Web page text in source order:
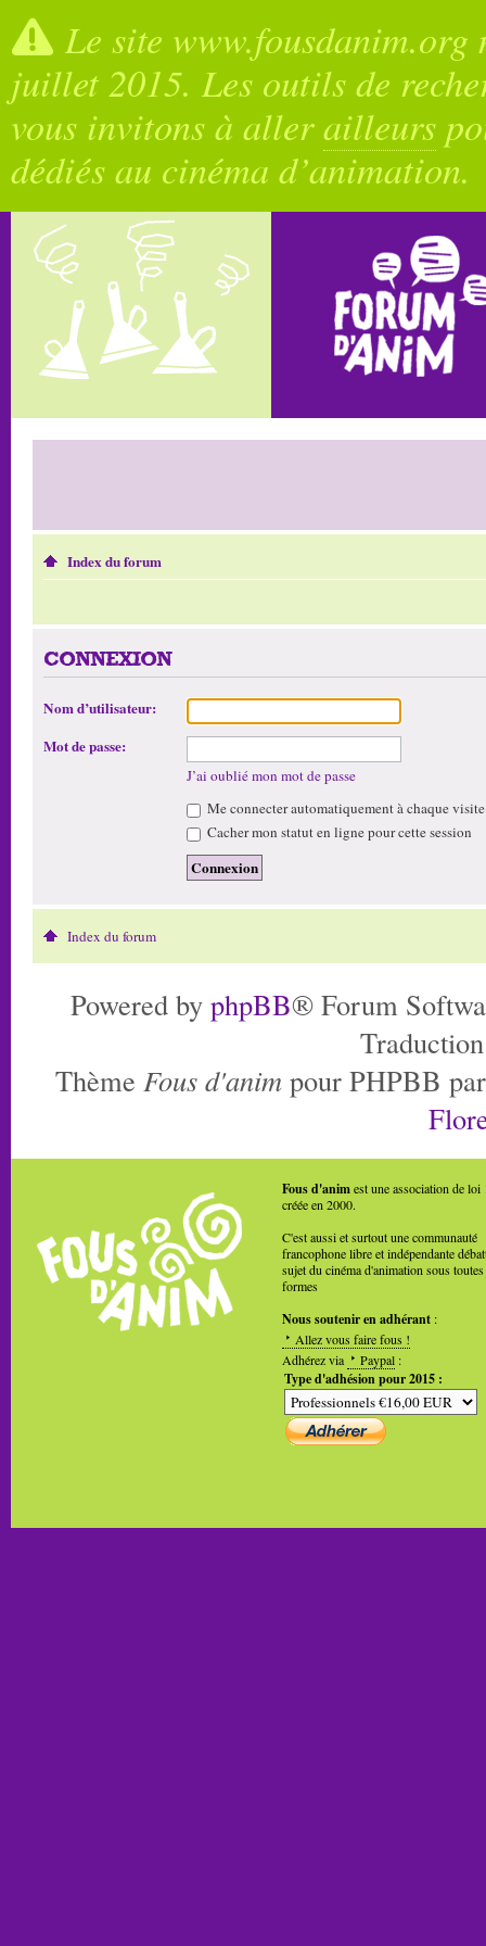
Le site
juillet 2015. Les outils de
vous invitons à allerailleurs
dédiés au cinéma d’animation.
Index du forum
CONNEXION
Nom d’utilisateur:
Mot de passe:
J’ai oublié mon mot de passe
Me connecter automatiquement à chaque visite
Cacher mon statut en ligne pour cette session
Index du forum
Powered by phpBB® Forum
Thème Fous d'anim pour PHPBB
Fous d'animest une association de loi
créée en 2000.
C'est aussi et surtout une communauté
francophone libre et indépendante
sujet du cinéma d'animation sous toutes
formes
Nous soutenir en adhérant :
Allez vous faire fous !
Adhérez via
Paypal :
Type d'adhésion pour 2015 :